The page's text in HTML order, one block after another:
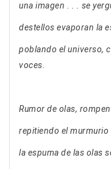
una imagen . . . se
destellos evaporan la
poblando el universo,
voces.
Rumor de olas,
repitiendo el murmurio
la espuma de las olas